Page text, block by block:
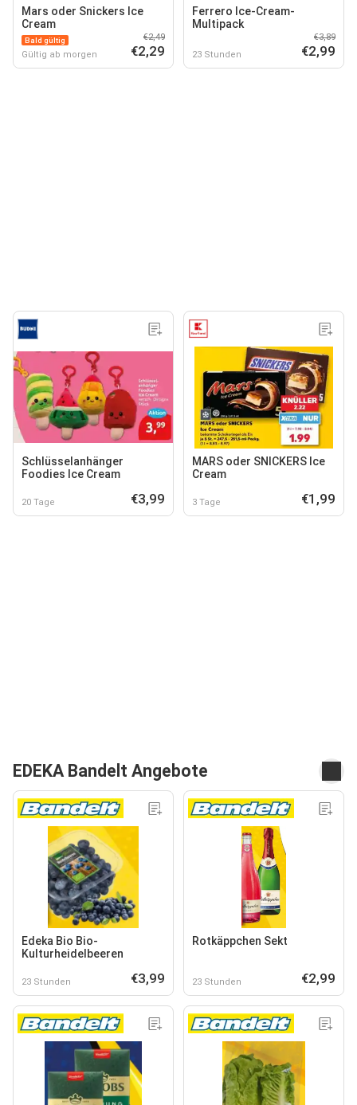
Mars oder Snickers Ice
Cream
Bald gültig
Gültig ab morgen
€2,49
€2,29
Ferrero Ice-Cream-
Multipack
23 Stunden
€3,89
€2,99
Schlüsselanhänger
Foodies Ice Cream
20 Tage €3,99
MARS oder SNICKERS Ice
Cream
3 Tage €1,99
EDEKA Bandelt Angebote
Edeka Bio Bio-
Kulturheidelbeeren
23 Stunden €3,99
Rotkäppchen Sekt
23 Stunden €2,99